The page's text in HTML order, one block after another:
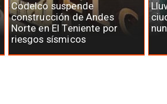
Codelco suspende
construcción de Andes
Norte en El Teniente por
riesgos sísmicos